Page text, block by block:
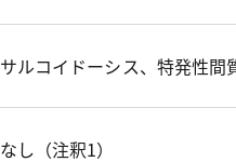
サルコイドーシス、特発性
なし（注釈1）